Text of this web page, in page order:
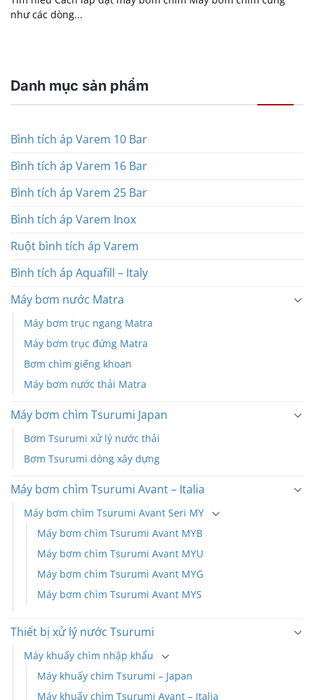
như các dòng...
Danh mục sản phẩm
Bình tích áp Varem 10 Bar
Bình tích áp Varem 16 Bar
Bình tích áp Varem 25 Bar
Bình tích áp Varem Inox
Ruột bình tích áp Varem
Bình tích áp Aquafill – Italy
Máy bơm nước Matra
Máy bơm trục ngang Matra
Máy bơm trục đứng Matra
Bơm chìm giếng khoan
Máy bơm nước thải Matra
Máy bơm chìm Tsurumi Japan
Bơm Tsurumi xử lý nước thải
Bơm Tsurumi dòng xây dựng
Máy bơm chìm Tsurumi Avant – Italia
Máy bơm chìm Tsurumi Avant Seri MY
Máy bơm chìm Tsurumi Avant MYB
Máy bơm chìm Tsurumi Avant MYU
Máy bơm chìm Tsurumi Avant MYG
Máy bơm chìm Tsurumi Avant MYS
Thiết bị xử lý nước Tsurumi
Máy khuấy chìm nhập khẩu
Máy khuấy chìm Tsurumi – Japan
Máy khuấy chìm Tsurumi Avant – Italia